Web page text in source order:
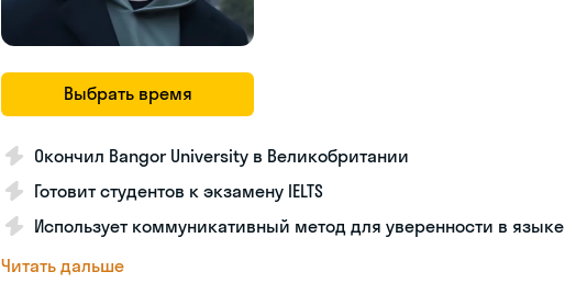
Выбрать время
Окончил Bangor University в Великобритании
Готовит студентов к экзамену IELTS
Использует коммуникативный метод для уверенности в языке
Читать дальше